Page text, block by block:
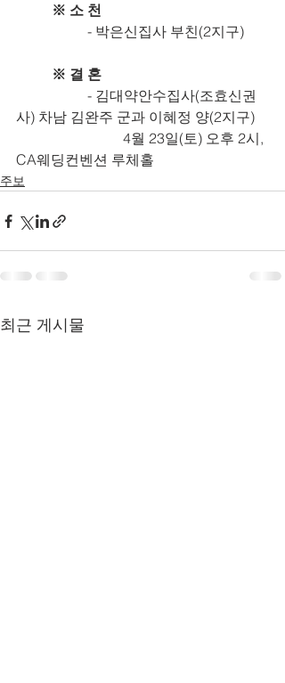
	※ 소 천
		- 박은신집사 부친(2지구)
	※ 결 혼
사) 차남 김완주 군과 이혜정 양(2지구)
CA웨딩컨벤션 루체홀
주보
최근 게시물